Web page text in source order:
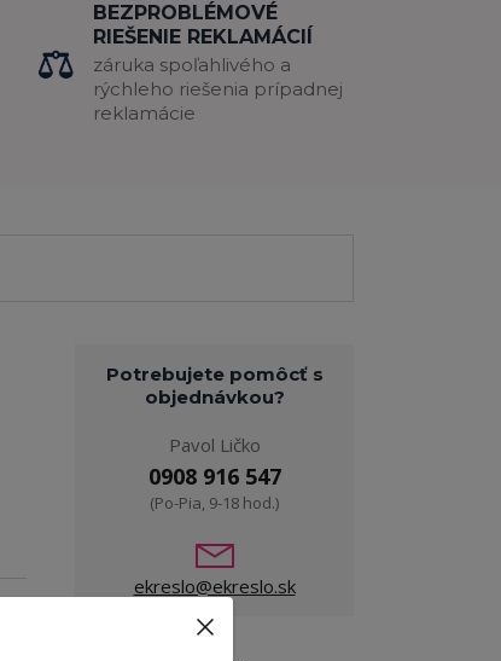
BEZPROBLÉMOVÉ
RIEŠENIE REKLAMÁCIÍ
záruka spoľahlivého a
rýchleho riešenia prípadnej
reklamácie
Potrebujete pomôcť s
objednávkou?
Pavol Ličko
0908 916 547
(Po-Pia, 9-18 hod.)
ekreslo@ekreslo.sk